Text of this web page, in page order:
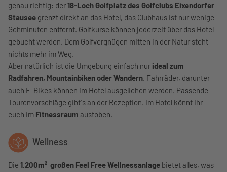
genau richtig: der18-Loch Golfplatz des Golfclubs Eixendorfer
Stausee grenzt direkt an das Hotel, das Clubhaus ist nur wenige
Gehminuten entfernt. Golfkurse können jederzeit über das Hotel
gebucht werden. Dem Golfvergnügen mitten in der Natur steht
nichts mehr im Weg.
Aber natürlich ist die Umgebung einfach nur ideal zum
Radfahren, Mountainbiken oder Wandern. Fahrräder, darunter
auch E-Bikes können im Hotel ausgeliehen werden. Passende
Tourenvorschläge gibt`s an der Rezeption. Im Hotel könnt ihr
euch im Fitnessraum austoben.
Wellness
Die 1.200m² großen Feel Free Wellnessanlage bietet alles, was